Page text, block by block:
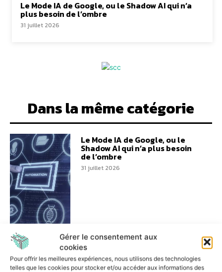
Gérer le consentement aux
cookies
Pour offrir les meilleures expériences, nous utilisons des technologies
telles que les cookies pour stocker et/ou accéder aux informations des
Le Mode IA de Google, ou le Shadow AI qui n’a
plus besoin de l’ombre
31 juillet 2026
Dans la même catégorie
Le Mode IA de Google, ou le
Shadow AI qui n’a plus besoin
de l’ombre
31 juillet 2026
Réussir un projet d’IA
agentique : les trois décisions
essentielles
7 juillet 2026